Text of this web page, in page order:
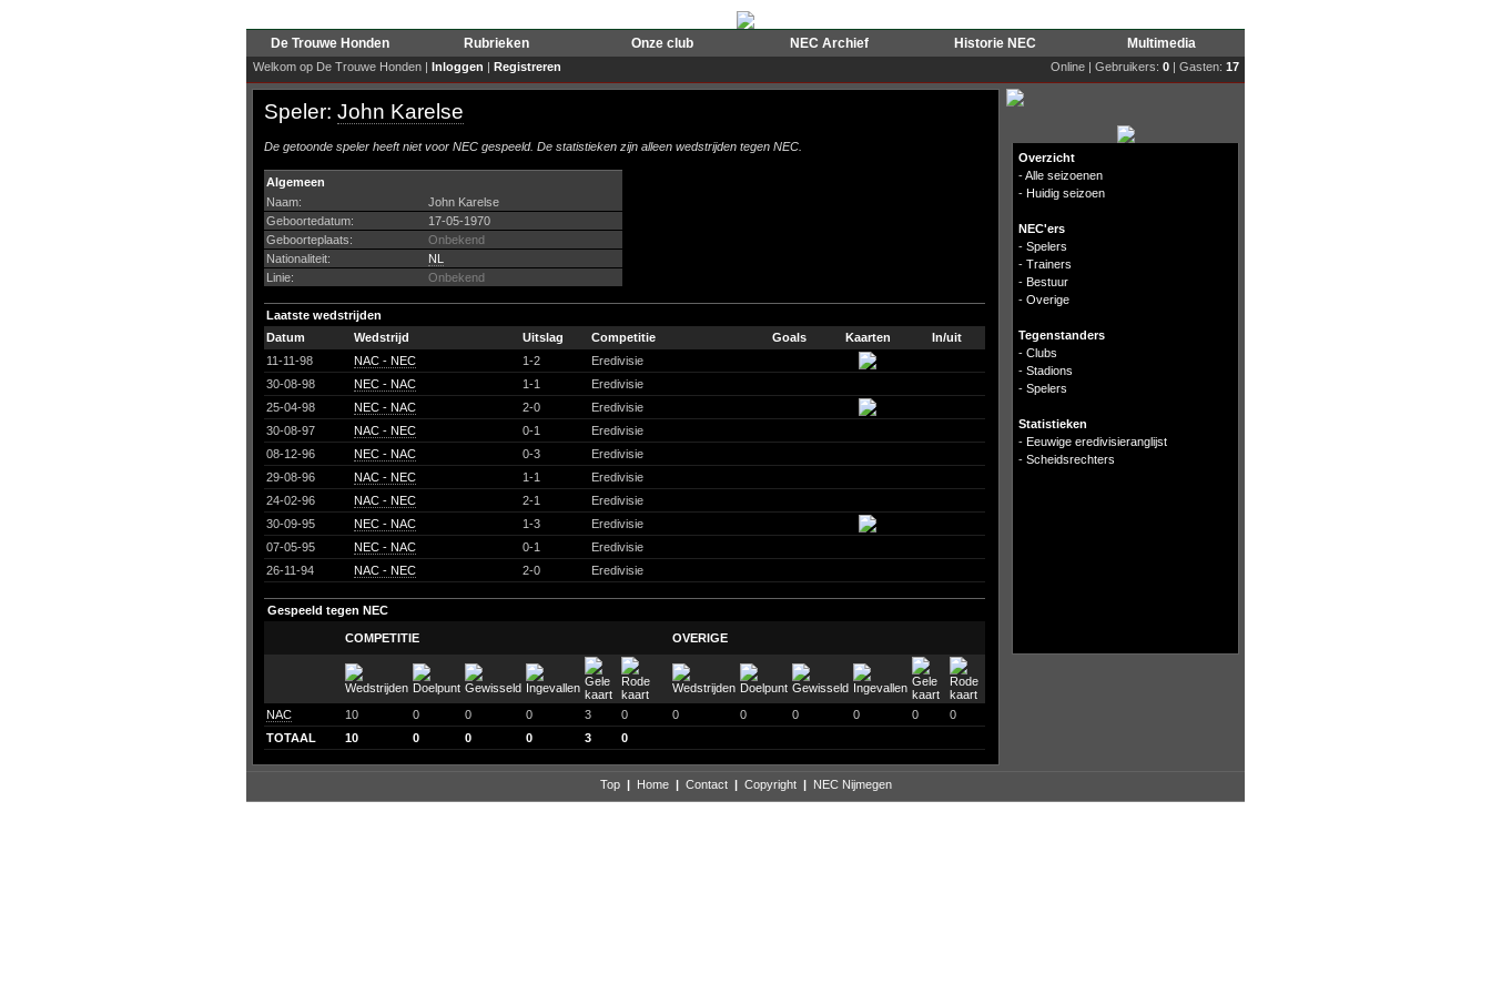
De Trouwe Honden Rubrieken Onze club NEC Archief Historie NEC Multimedia
Welkom op De Trouwe Honden | Inloggen | Registreren Online | Gebruikers: 0 | Gasten: 17
Speler: John Karelse
De getoonde speler heeft niet voor NEC gespeeld. De statistieken zijn alleen wedstrijden tegen NEC.
Algemeen
Naam:
John Karelse
Geboortedatum:
17-05-1970
Geboorteplaats:
Onbekend
Nationaliteit:
NL
Linie:
Onbekend
Laatste wedstrijden
Datum
Wedstrijd Uitslag Competitie Goals Kaarten
In/uit
11-11-98
NAC - NEC 1-2
Eredivisie
30-08-98
NEC - NAC 1-1
Eredivisie
25-04-98
NEC - NAC 2-0
Eredivisie
30-08-97
NAC - NEC 0-1
Eredivisie
08-12-96
NEC - NAC 0-3
Eredivisie
29-08-96
NAC - NEC 1-1
Eredivisie
24-02-96
NAC - NEC 2-1
Eredivisie
30-09-95
NEC - NAC 1-3
Eredivisie
07-05-95
NEC - NAC 0-1
Eredivisie
26-11-94
NAC - NEC 2-0 Eredivisie
Gespeeld tegen NEC
COMPETITIE OVERIGE
NAC 10 0 0 0 3 0 0 0 0 0 0
0
TOTAAL
10 0 0 0 3 0
Overzicht
-Alle seizoenen
- Huidig seizoen
NEC'ers
- Spelers
- Trainers
- Bestuur
- Overige
Tegenstanders
- Clubs
- Stadions
- Spelers
Statistieken
- Eeuwige eredivisieranglijst
- Scheidsrechters
Top | Home | Contact | Copyright | NEC Nijmegen